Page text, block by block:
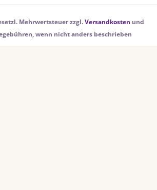
Mehrwertsteuer zzgl.Versandkosten und
wenn nicht anders beschrieben